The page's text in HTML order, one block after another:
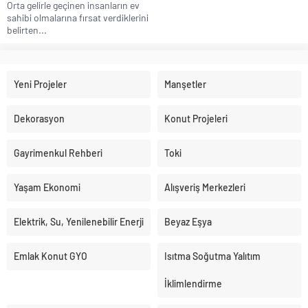
Orta gelirle geçinen insanların ev
sahibi olmalarına fırsat verdiklerini
belirten...
Yeni Projeler Manşetler
Dekorasyon Konut Projeleri
Gayrimenkul Rehberi Toki
Yaşam Ekonomi Alışveriş Merkezleri
Elektrik, Su, Yenilenebilir Enerji Beyaz Eşya
Emlak Konut GYO Isıtma Soğutma Yalıtım
İklimlendirme